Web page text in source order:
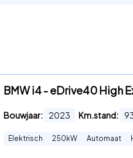
BMW i4 - eDrive40 High
Bouwjaar: 2023 Km.stand:
Elektrisch 250 kW Automaat